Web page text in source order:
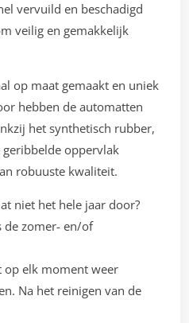
vervuild en beschadigd
veilig en gemakkelijk
op maat gemaakt en uniek
hebben de automatten
het synthetisch rubber,
oppervlak
robuuste kwaliteit.
niet het hele jaar door?
de zomer- en/of
op elk moment weer
Na het reinigen van de